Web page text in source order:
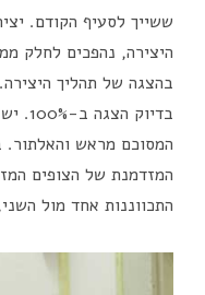
ששייך לסעיף הקודם.
היצירה, נהפכים לחלק
בהצגה של תהליך
המסוכם מראש והאלתור.
התכווננות אחד מול